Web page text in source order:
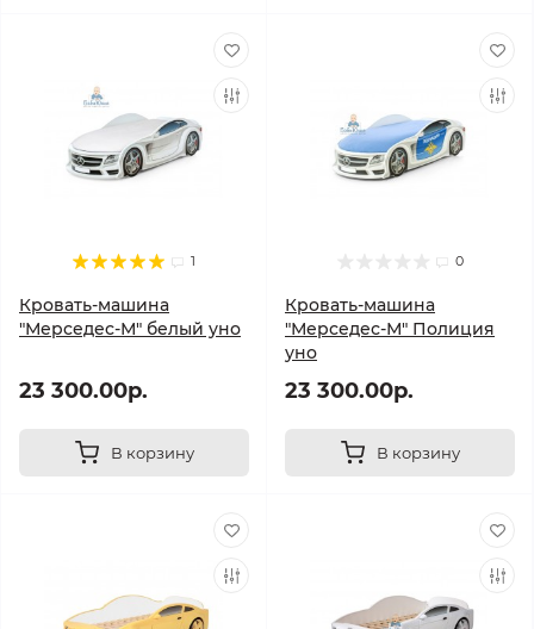
1
Кровать-машина
"Мерседес-М" белый уно
23 300.00р.
В корзину
0
Кровать-машина
"Мерседес-М" Полиция
уно
23 300.00р.
В корзину